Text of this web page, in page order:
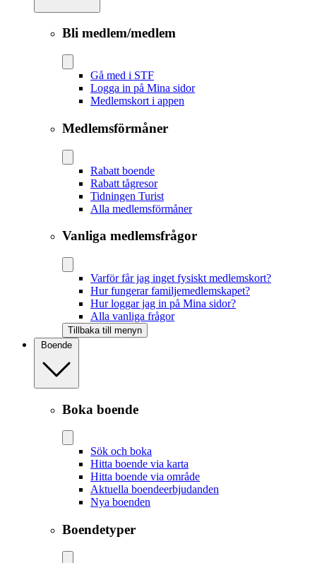
Bli medlem/medlem
Gå med i STF
Logga in på Mina sidor
Medlemskort i appen
Medlemsförmåner
Rabatt boende
Rabatt tågresor
Tidningen Turist
Alla medlemsförmåner
Vanliga medlemsfrågor
Varför får jag inget fysiskt medlemskort?
Hur fungerar familjemedlemskapet?
Hur loggar jag in på Mina sidor?
Alla vanliga frågor
Tillbaka till menyn
Boende
Boka boende
Sök och boka
Hitta boende via karta
Hitta boende via område
Aktuella boendeerbjudanden
Nya boenden
Boendetyper